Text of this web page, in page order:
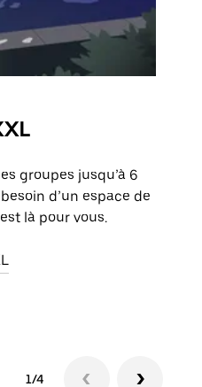
groupes jusqu’à 6
d’un espace de
là pour vous.
1/4